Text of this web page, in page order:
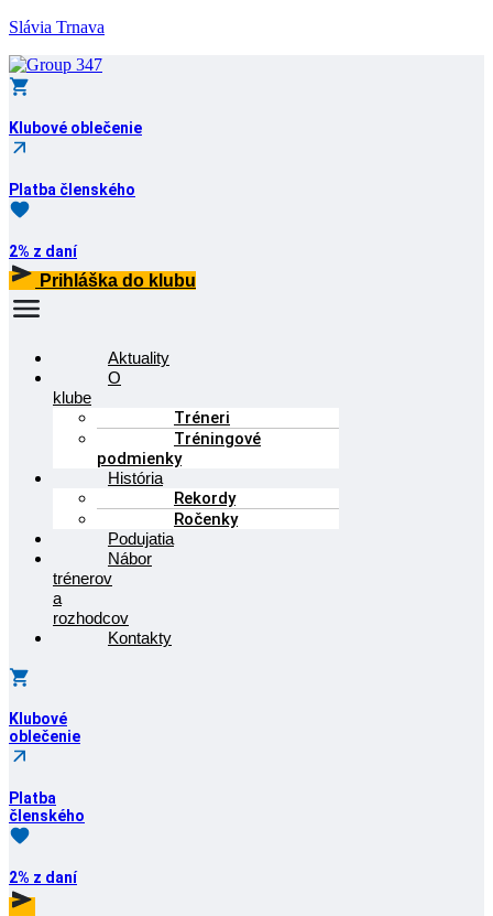
Slávia Trnava
Klubové oblečenie
Platba členského
2% z daní
Prihláška do klubu
Menu
Aktuality
O
klube
Tréneri
Tréningové
podmienky
História
Rekordy
Ročenky
Podujatia
Nábor
trénerov
a
rozhodcov
Kontakty
Klubové
oblečenie
Platba
členského
2% z daní